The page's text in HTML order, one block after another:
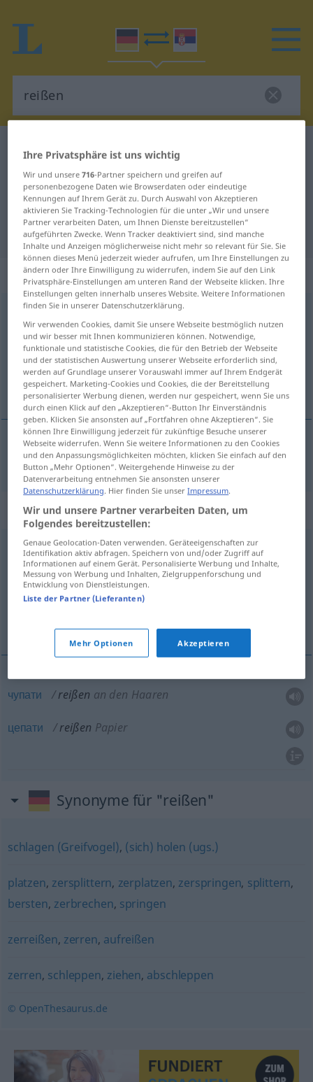
Deutsch-Serbisch Wörterbuch
Deutsch-Serbisch Übersetzung für
"reißen"
"reißen" Serbisch Übersetzung
„reißen“: intransitives Verb
reißenv/i
Übersicht aller Übersetzungen
(Für mehr Details die Übersetzung anklicken/antippen)
цепати се
цепатисе reißen
„reißen“: transitives Verb
reißenv/t
Übersicht aller Übersetzungen
(Für mehr Details die Übersetzung anklicken/antippen)
чупати reißen an den Haaren
цепати reißen Papier
Synonyme für "reißen"
schlagen (Greifvogel), (sich) holen (ugs.)
platzen, zersplittern, zerplatzen, zerspringen, splittern,
bersten, zerbrechen, springen
zerreißen, zerren, aufreißen
zerren, schleppen, ziehen, abschleppen
© OpenThesaurus.de
Ihre Privatsphäre ist uns wichtig
Wir und unsere716-Partner speichern und greifen auf
personenbezogene Daten wie Browserdaten oder eindeutige
Kennungen auf Ihrem Gerät zu. Durch Auswahl von Akzeptieren
aktivieren Sie Tracking-Technologien für die unter „Wir und unsere
Partner verarbeiten Daten, um Ihnen Dienste bereitzustellen“
aufgeführten Zwecke. Wenn Tracker deaktiviert sind, sind manche
Inhalte und Anzeigen möglicherweise nicht mehr so relevant für Sie. Sie
können dieses Menü jederzeit wieder aufrufen, um Ihre Einstellungen zu
ändern oder Ihre Einwilligung zu widerrufen, indem Sie auf den Link
Privatsphäre-Einstellungen am unteren Rand der Webseite klicken. Ihre
Einstellungen gelten innerhalb unseres Website. Weitere Informationen
finden Sie in unserer Datenschutzerklärung.
Wir verwenden Cookies, damit Sie unsere Webseite bestmöglich nutzen
und wir besser mit Ihnen kommunizieren können. Notwendige,
funktionale und statistische Cookies, die für den Betrieb der Webseite
und der statistischen Auswertung unserer Webseite erforderlich sind,
werden auf Grundlage unserer Vorauswahl immer auf Ihrem Endgerät
gespeichert. Marketing-Cookies und Cookies, die der Bereitstellung
personalisierter Werbung dienen, werden nur gespeichert, wenn Sie uns
durch einen Klick auf den „Akzeptieren“-Button Ihr Einverständnis
geben. Klicken Sie ansonsten auf „Fortfahren ohne Akzeptieren“. Sie
können Ihre Einwilligung jederzeit für zukünftige Besuche unserer
Webseite widerrufen. Wenn Sie weitere Informationen zu den Cookies
und den Anpassungsmöglichkeiten möchten, klicken Sie einfach auf den
Button „Mehr Optionen“. Weitergehende Hinweise zu der
Datenverarbeitung entnehmen Sie ansonsten unserer
Datenschutzerklärung. Hier finden Sie unserImpressum.
Wir und unsere Partner verarbeiten Daten, um
Folgendes bereitzustellen:
Genaue Geolocation-Daten verwenden. Geräteeigenschaften zur
Identifikation aktiv abfragen. Speichern von und/oder Zugriff auf
Informationen auf einem Gerät. Personalisierte Werbung und Inhalte,
Messung von Werbung und Inhalten, Zielgruppenforschung und
Entwicklung von Dienstleistungen.
Liste der Partner (Lieferanten)
Mehr Optionen Akzeptieren